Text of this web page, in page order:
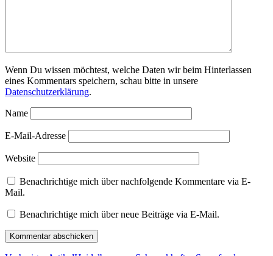
Wenn Du wissen möchtest, welche Daten wir beim Hinterlassen
eines Kommentars speichern, schau bitte in unsere
Datenschutzerklärung.
Name
E-Mail-Adresse
Website
Benachrichtige mich über nachfolgende Kommentare via E-
Mail.
Benachrichtige mich über neue Beiträge via E-Mail.